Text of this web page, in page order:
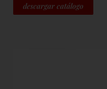
descargar catálogo